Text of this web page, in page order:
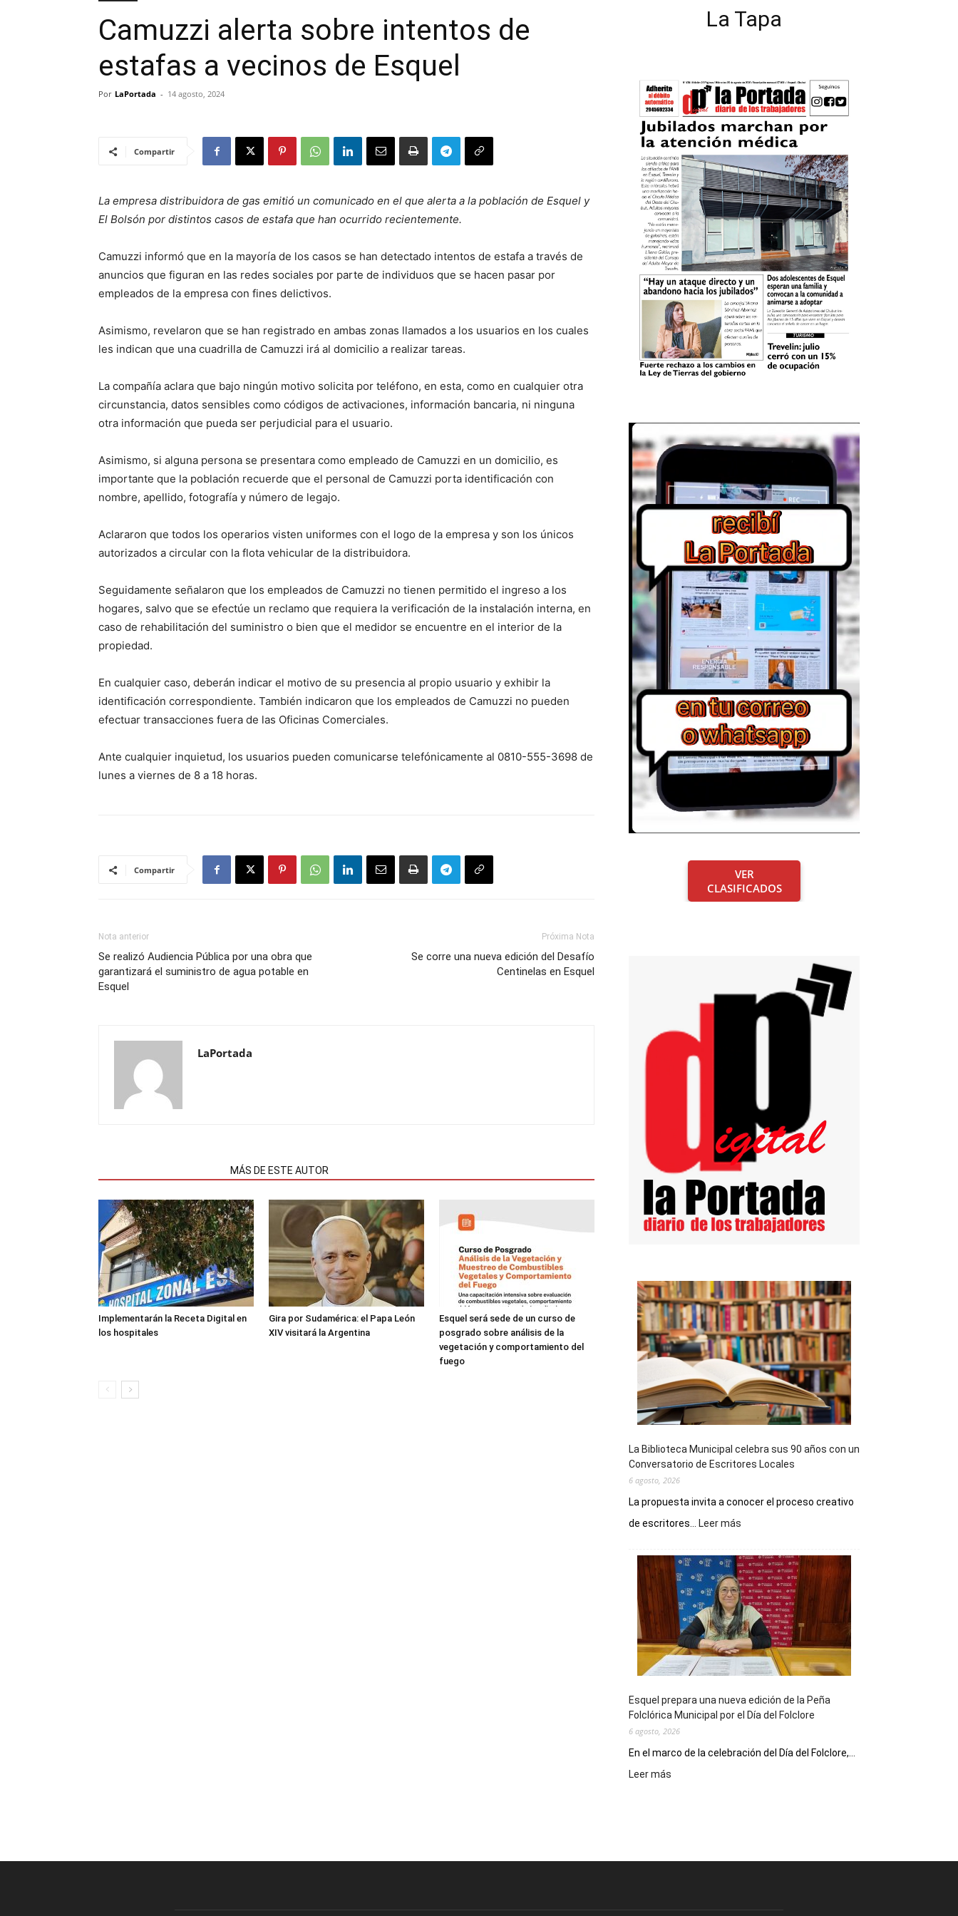
Camuzzi alerta sobre intentos de
estafas a vecinos de Esquel
Por LaPortada - 14 agosto, 2024
Compartir
La empresa distribuidora de gas emitió un comunicado en el que alerta a la población de Esquel y
El Bolsón por distintos casos de estafa que han ocurrido recientemente.
Camuzzi informó que en la mayoría de los casos se han detectado intentos de estafa a través de
anuncios que figuran en las redes sociales por parte de individuos que se hacen pasar por
empleados de la empresa con fines delictivos.
Asimismo, revelaron que se han registrado en ambas zonas llamados a los usuarios en los cuales
les indican que una cuadrilla de Camuzzi irá al domicilio a realizar tareas.
La compañía aclara que bajo ningún motivo solicita por teléfono, en esta, como en cualquier otra
circunstancia, datos sensibles como códigos de activaciones, información bancaria, ni ninguna
otra información que pueda ser perjudicial para el usuario.
Asimismo, si alguna persona se presentara como empleado de Camuzzi en un domicilio, es
importante que la población recuerde que el personal de Camuzzi porta identificación con
nombre, apellido, fotografía y número de legajo.
Aclararon que todos los operarios visten uniformes con el logo de la empresa y son los únicos
autorizados a circular con la flota vehicular de la distribuidora.
Seguidamente señalaron que los empleados de Camuzzi no tienen permitido el ingreso a los
hogares, salvo que se efectúe un reclamo que requiera la verificación de la instalación interna, en
caso de rehabilitación del suministro o bien que el medidor se encuentre en el interior de la
propiedad.
En cualquier caso, deberán indicar el motivo de su presencia al propio usuario y exhibir la
identificación correspondiente. También indicaron que los empleados de Camuzzi no pueden
efectuar transacciones fuera de las Oficinas Comerciales.
Ante cualquier inquietud, los usuarios pueden comunicarse telefónicamente al 0810-555-3698 de
lunes a viernes de 8 a 18 horas.
Compartir
Nota anterior
Se realizó Audiencia Pública por una obra que
garantizará el suministro de agua potable en
Esquel
Próxima Nota
Se corre una nueva edición del Desafío
Centinelas en Esquel
LaPortada
MÁS DE ESTE AUTOR
Implementarán la Receta Digital en
los hospitales
Gira por Sudamérica: el Papa León
XIV visitará la Argentina
Esquel será sede de un curso de
posgrado sobre análisis de la
vegetación y comportamiento del
fuego
La Tapa
VER
CLASIFICADOS
La Biblioteca Municipal celebra sus 90 años con un
Conversatorio de Escritores Locales
6 agosto, 2026
La propuesta invita a conocer el proceso creativo
de escritores...
Leer más
Municipal
celebra
sus
90
años
con
un
Conversatorio
Escritores
Locales
Esquel prepara una nueva edición de la Peña
Folclórica Municipal por el Día del Folclore
6 agosto, 2026
En el marco de la celebración del Día del Folclore,...
Leer más
de